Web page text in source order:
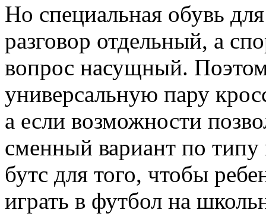
Но специальная обувь
разговор отдельный, а
вопрос насущный.
универсальную пару
а если возможности
сменный вариант по
бутс для того, чтобы
играть в футбол на